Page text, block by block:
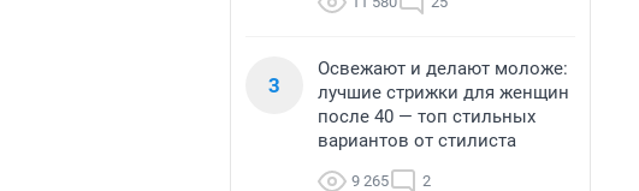
3
Освежают и делают моложе:
лучшие стрижки для женщин
после 40 — топ стильных
вариантов от стилиста
9 265 2